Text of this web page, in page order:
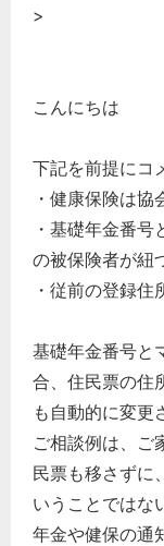
>
こんにちは
下記を前提にコ
・健康保険は協
・基礎年金番
の被保険者が紐
・従前の登録
基礎年金番号と
合、住民票の住
も自動的に変更
ご相談例は、ご
民票も移さずに
いうことではな
年金や健保の通